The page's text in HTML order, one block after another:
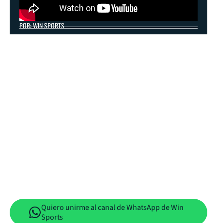
POR: WIN SPORTS
Quiero unirme al canal de WhatsApp de Win
Sports